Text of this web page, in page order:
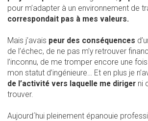
pour m’adapter à un environnement de
correspondait pas à mes valeurs.
Mais j’avais peur des conséquences
de l’échec, de ne pas m’y retrouver
l’inconnu, de me tromper encore une
mon statut d’ingénieure… Et en plus je
de l’activité vers laquelle me diriger ni
trouver.
Aujourd´hui pleinement épanouie